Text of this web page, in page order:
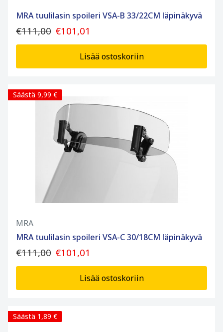
MRA tuulilasin spoileri VSA-B 33/22CM läpinäkyvä
€111,00 €101,01
Lisää ostoskoriin
Säästä 9,99 €
MRA
MRA tuulilasin spoileri VSA-C 30/18CM läpinäkyvä
€111,00 €101,01
Lisää ostoskoriin
Säästä 1,89 €